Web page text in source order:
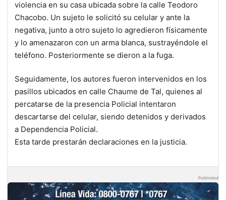
violencia en su casa ubicada sobre la calle Teodoro
Chacobo. Un sujeto le solicitó su celular y ante la
negativa, junto a otro sujeto lo agredieron físicamente
y lo amenazaron con un arma blanca, sustrayéndole el
teléfono. Posteriormente se dieron a la fuga.
Seguidamente, los autores fueron intervenidos en los
pasillos ubicados en calle Chaume de Tal, quienes al
percatarse de la presencia Policial intentaron
descartarse del celular, siendo detenidos y derivados
a Dependencia Policial.
Esta tarde prestarán declaraciones en la justicia.
Publicidad